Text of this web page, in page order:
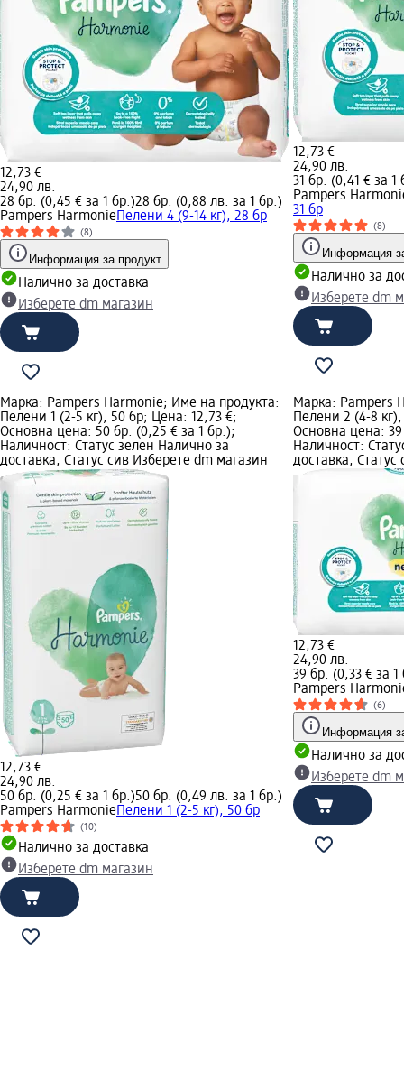
12,73 €
24,90 лв.
28 бр. (0,45 € за 1 бр.)28 бр. (0,88 лв. за 1 бр.)
Pampers Harmonie Пелени 4 (9-14 кг), 28 бр
(8)
Информация за продукт
Налично за доставка
Изберете dm магазин
12,73 €
24,90 лв.
31 бр. (0,41 € за 1
Pampers
31 бр
(8)
Информация
Налично за
Изберете dm
Марка: Pampers Harmonie; Име на продукта:
Пелени 1 (2-5 кг), 50 бр; Цена: 12,73 €;
Основна цена: 50 бр. (0,25 € за 1 бр.);
Наличност: Статус зелен Налично за
доставка, Статус сив Изберете dm магазин
12,73 €
24,90 лв.
50 бр. (0,25 € за 1 бр.)50 бр. (0,49 лв. за 1 бр.)
Pampers Harmonie Пелени 1 (2-5 кг), 50 бр
(10)
Налично за доставка
Изберете dm магазин
Марка: Pampers
Пелени 2 (4-8
Основна цена:
Наличност:
доставка,
12,73 €
24,90 лв.
39 бр. (0,33 € за 1
Pampers
(6)
Информация
Налично за
Изберете dm